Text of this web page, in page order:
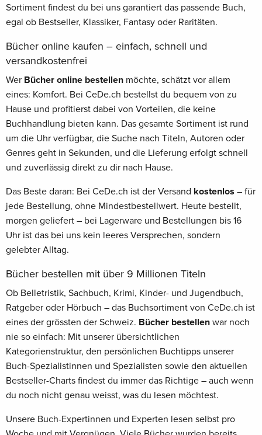
Sortiment findest du bei uns garantiert das passende Buch,
egal ob Bestseller, Klassiker, Fantasy oder Raritäten.
Bücher online kaufen – einfach, schnell und
versandkostenfrei
Wer Bücher online bestellen möchte, schätzt vor allem
eines: Komfort. Bei CeDe.ch bestellst du bequem von zu
Hause und profitierst dabei von Vorteilen, die keine
Buchhandlung bieten kann. Das gesamte Sortiment ist rund
um die Uhr verfügbar, die Suche nach Titeln, Autoren oder
Genres geht in Sekunden, und die Lieferung erfolgt schnell
und zuverlässig direkt zu dir nach Hause.
Das Beste daran: Bei CeDe.ch ist der Versand kostenlos – für
jede Bestellung, ohne Mindestbestellwert. Heute bestellt,
morgen geliefert – bei Lagerware und Bestellungen bis 16
Uhr ist das bei uns kein leeres Versprechen, sondern
gelebter Alltag.
Bücher bestellen mit über 9 Millionen Titeln
Ob Belletristik, Sachbuch, Krimi, Kinder- und Jugendbuch,
Ratgeber oder Hörbuch – das Buchsortiment von CeDe.ch ist
eines der grössten der Schweiz. Bücher bestellen war noch
nie so einfach: Mit unserer übersichtlichen
Kategorienstruktur, den persönlichen Buchtipps unserer
Buch-Spezialistinnen und Spezialisten sowie den aktuellen
Bestseller-Charts findest du immer das Richtige – auch wenn
du noch nicht genau weisst, was du lesen möchtest.
Unsere Buch-Expertinnen und Experten lesen selbst pro